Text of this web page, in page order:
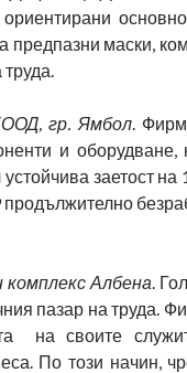
маски,
гр. Ямбол.
и
заетост
комплекс Албена.
пазар на труда.
на своите
По този